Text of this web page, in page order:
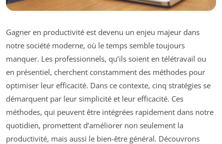
Gagner en productivité est devenu un enjeu majeur dans
notre société moderne, où le temps semble toujours
manquer. Les professionnels, qu’ils soient en télétravail ou
en présentiel, cherchent constamment des méthodes pour
optimiser leur efficacité. Dans ce contexte, cinq stratégies se
démarquent par leur simplicité et leur efficacité. Ces
méthodes, qui peuvent être intégrées rapidement dans notre
quotidien, promettent d’améliorer non seulement la
productivité, mais aussi le bien-être général. Découvrons